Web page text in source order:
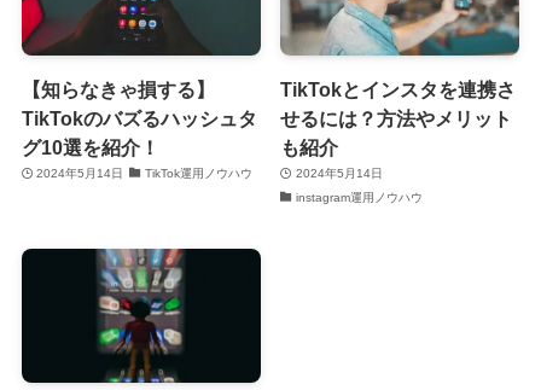
【知らなきゃ損する】
TikTokのバズるハッシュタ
グ10選を紹介！
2024年5月14日 TikTok運用ノウハウ
TikTokとインスタを連携さ
せるには？方法やメリット
も紹介
2024年5月14日
instagram運用ノウハウ